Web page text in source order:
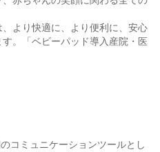
より快適に、より便利に、安心
。「ベビーパッド導入産院・医
コミュニケーションツールとし